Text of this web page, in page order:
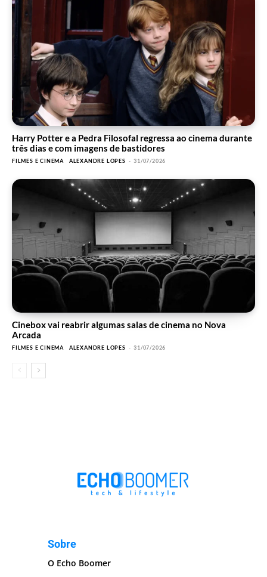
Harry Potter e a Pedra Filosofal regressa ao cinema durante
três dias e com imagens de bastidores
FILMES E CINEMA ALEXANDRE LOPES - 31/07/2026
Cinebox vai reabrir algumas salas de cinema no Nova
Arcada
FILMES E CINEMA ALEXANDRE LOPES - 31/07/2026
Sobre
O Echo Boomer